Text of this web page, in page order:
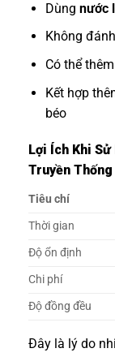
Dùng nước
Không
Có thể thêm
Kết hợp
béo
Lợi Ích Khi
Truyền Thống
Tiêu chí
Thời gian
Độ ổn định
Chi phí
Độ đồng đều
Đây là lý do